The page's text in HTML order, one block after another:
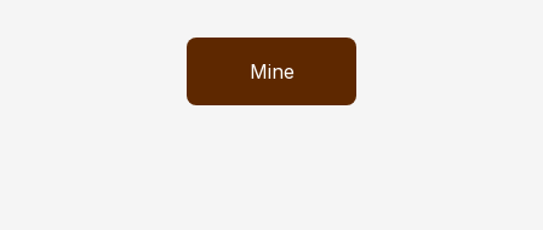
Mine